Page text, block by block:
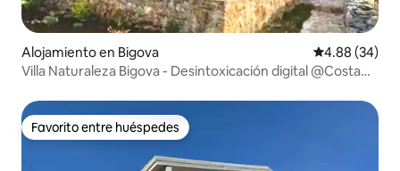
Alojamiento en Bigova Calificación
4.88 (34)
Villa Naturaleza Bigova - Desintoxicación digital @Costa
Favorito entre huéspedes
Favorito entre huéspedes